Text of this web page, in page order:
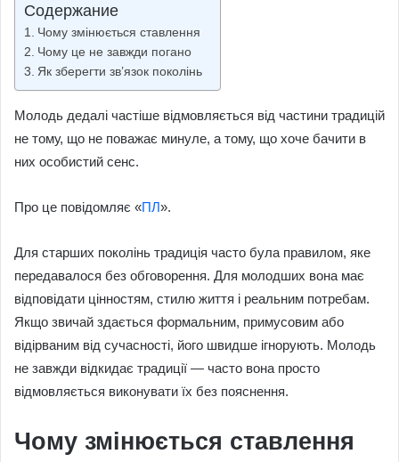
Содержание
Чому змінюється ставлення
Чому це не завжди погано
Як зберегти зв’язок поколінь
Молодь дедалі частіше відмовляється від частини традицій
не тому, що не поважає минуле, а тому, що хоче бачити в
них особистий сенс.
Про це повідомляє «ПЛ».
Для старших поколінь традиція часто була правилом, яке
передавалося без обговорення. Для молодших вона має
відповідати цінностям, стилю життя і реальним потребам.
Якщо звичай здається формальним, примусовим або
відірваним від сучасності, його швидше ігнорують. Молодь
не завжди відкидає традиції — часто вона просто
відмовляється виконувати їх без пояснення.
Чому змінюється ставлення